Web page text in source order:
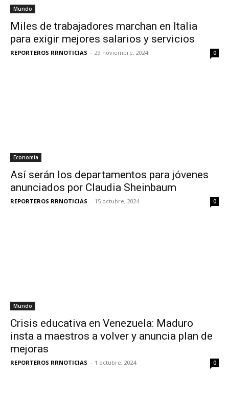
Mundo
Miles de trabajadores marchan en Italia
para exigir mejores salarios y servicios
REPORTEROS RRNOTICIAS - 29 noviembre, 2024 0
Economía
Así serán los departamentos para jóvenes
anunciados por Claudia Sheinbaum
REPORTEROS RRNOTICIAS - 15 octubre, 2024 0
Mundo
Crisis educativa en Venezuela: Maduro
insta a maestros a volver y anuncia plan de
mejoras
REPORTEROS RRNOTICIAS - 1 octubre, 2024 0